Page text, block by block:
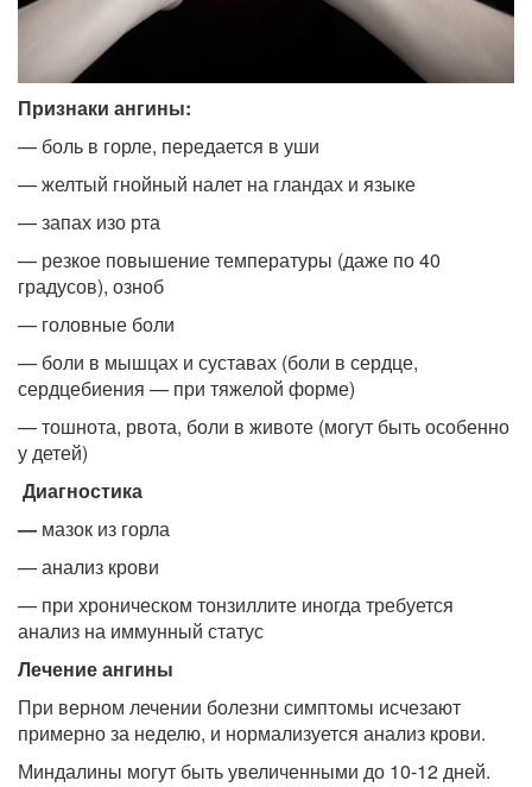
Признаки ангины:
— боль в горле, передается в уши
— желтый гнойный налет на гландах и языке
— запах изо рта
— резкое повышение температуры (даже по 40
градусов), озноб
— головные боли
— боли в мышцах и суставах (боли в сердце,
сердцебиения — при тяжелой форме)
— тошнота, рвота, боли в животе (могут быть особенно
у детей)
Диагностика
— мазок из горла
— анализ крови
— при хроническом тонзиллите иногда требуется
анализ на иммунный статус
Лечение ангины
При верном лечении болезни симптомы исчезают
примерно за неделю, и нормализуется анализ крови.
Миндалины могут быть увеличенными до 10-12 дней.